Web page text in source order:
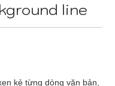
line
kẻ từng dòng văn bản,